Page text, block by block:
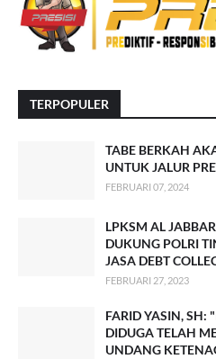
TERPOPULER
TABE BERKAH
UNTUK JALUR
FEBRUARI 07, 2024
LPKSM AL
DUKUNG POLRI
JASA DEBT
FEBRUARI 27, 2023
FARID YASIN, SH:
DIDUGA TELAH
UNDANG